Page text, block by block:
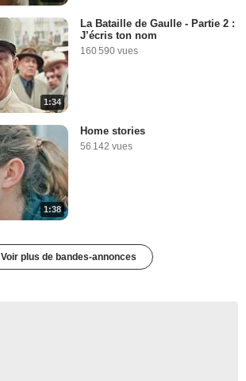
1:34
La Bataille de Gaulle - Partie 2 :
J’écris ton nom
160 590 vues
1:38
Home stories
56 142 vues
Voir plus de bandes-annonces